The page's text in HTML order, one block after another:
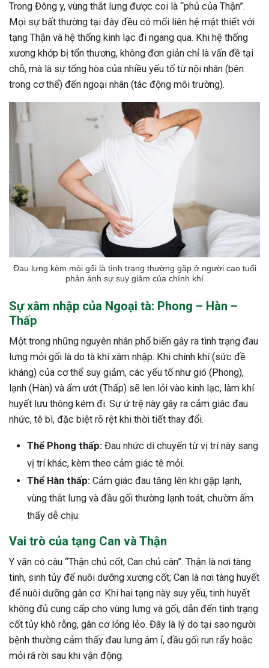
Sau Sinh Có Tự Khỏi
Thông Tin Cần Biết
sau sinh là tình trạng viêm da
phổ biến, khiến đôi bàn tay,
của chị em trở nên khô...
Trong Đông y, vùng thắt lưng được coi là “phủ của Thận”.
Mọi sự bất thường tại đây đều có mối liên hệ mật thiết với
tạng Thận và hệ thống kinh lạc đi ngang qua. Khi hệ thống
xương khớp bị tổn thương, không đơn giản chỉ là vấn đề tại
chỗ, mà là sự tổng hòa của nhiều yếu tố từ nội nhân (bên
trong cơ thể) đến ngoại nhân (tác động môi trường).
Đau lưng kèm mỏi gối là tình trạng thường gặp ở người cao tuổi
phản ánh sự suy giảm của chính khí
Sự xâm nhập của Ngoại tà: Phong – Hàn –
Thấp
Một trong những nguyên nhân phổ biến gây ra tình trạng đau
lưng mỏi gối là do tà khí xâm nhập. Khi chính khí (sức đề
kháng) của cơ thể suy giảm, các yếu tố như gió (Phong),
lạnh (Hàn) và ẩm ướt (Thấp) sẽ len lỏi vào kinh lạc, làm khí
huyết lưu thông kém đi. Sự ứ trệ này gây ra cảm giác đau
nhức, tê bì, đặc biệt rõ rệt khi thời tiết thay đổi.
Thể Phong thấp: Đau nhức di chuyển từ vị trí này sang
vị trí khác, kèm theo cảm giác tê mỏi.
Thể Hàn thấp: Cảm giác đau tăng lên khi gặp lạnh,
vùng thắt lưng và đầu gối thường lạnh toát, chườm ấm
thấy dễ chịu.
Vai trò của tạng Can và Thận
Y văn có câu “Thận chủ cốt, Can chủ cân”. Thận là nơi tàng
tinh, sinh tủy để nuôi dưỡng xương cốt; Can là nơi tàng huyết
để nuôi dưỡng gân cơ. Khi hai tạng này suy yếu, tinh huyết
không đủ cung cấp cho vùng lưng và gối, dẫn đến tình trạng
cốt tủy khô rỗng, gân cơ lỏng lẻo. Đây là lý do tại sao người
bệnh thường cảm thấy đau lưng âm ỉ, đầu gối run rẩy hoặc
mỏi rã rời sau khi vận động.